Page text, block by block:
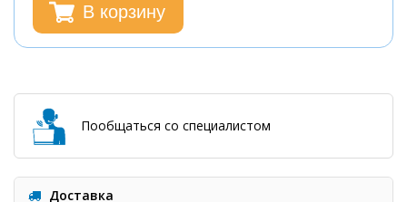
В корзину
Пообщаться со специалистом
Доставка